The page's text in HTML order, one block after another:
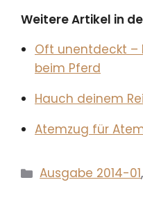
Weitere Artikel in
Oft unentdeckt –
beim Pferd
Hauch deinem
Atemzug für
Kategorien
Ausgabe 2014-01,